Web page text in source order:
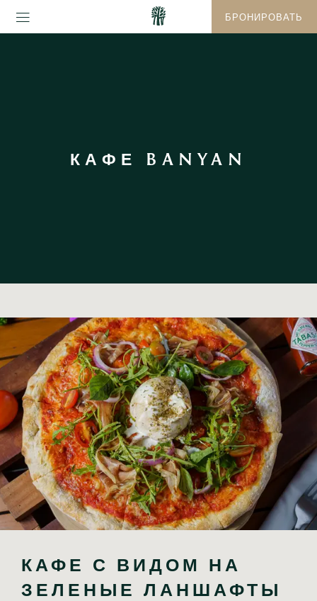
БРОНИРОВАТЬ
КАФЕ BANYAN
КАФЕ С ВИДОМ НА
ЗЕЛЕНЫЕ ЛАНШАФТЫ